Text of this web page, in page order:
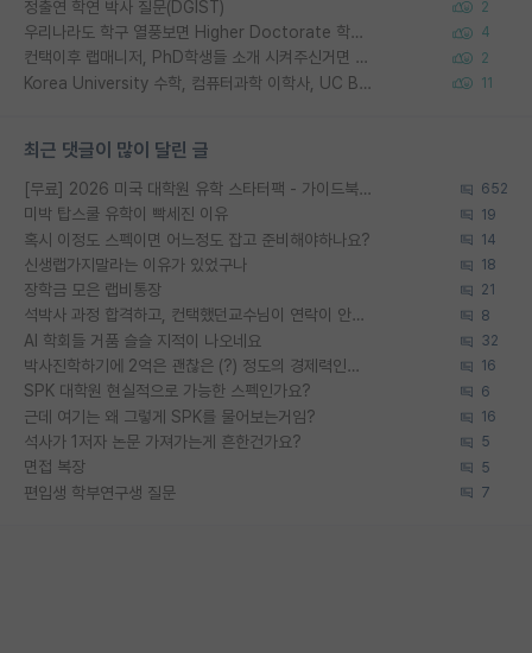
정출연 학연 박사 질문(DGIST) 2
우리나라도 학구 열풍보면 Higher Doctorate 학위가 필요하다고 봅니다. 4
컨택이후 랩매니저, PhD학생들 소개 시켜주신거면 거의 컨펌에 가깝나요? 2
Korea University 수학, 컴퓨터과학 이학사, UC Berkeley 산업공학 대학원 공학박사가 되는 것은 쉽지 않겠죠? 11
최근 댓글이 많이 달린 글
[무료] 2026 미국 대학원 유학 스타터팩 - 가이드북 & 합격자 컨택메일 템플릿 652
미박 탑스쿨 유학이 빡세진 이유 19
혹시 이정도 스펙이면 어느정도 잡고 준비해야하나요? 14
신생랩가지말라는 이유가 있었구나 18
장학금 모은 랩비통장 21
석박사 과정 합격하고, 컨택했던교수님이 연락이 안됩니다... 8
AI 학회들 거품 슬슬 지적이 나오네요 32
박사진학하기에 2억은 괜찮은 (?) 정도의 경제력인가요 16
SPK 대학원 현실적으로 가능한 스펙인가요? 6
근데 여기는 왜 그렇게 SPK를 물어보는거임? 16
석사가 1저자 논문 가져가는게 흔한건가요? 5
면접 복장 5
편입생 학부연구생 질문 7